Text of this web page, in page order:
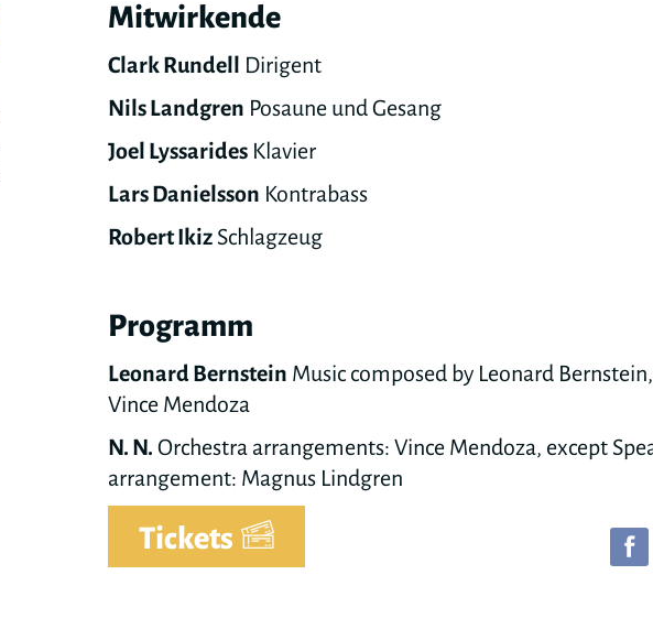
Mitwirkende
Clark Rundell Dirigent
Nils Landgren Posaune und Gesang
Joel Lyssarides Klavier
Lars Danielsson Kontrabass
Robert Ikiz Schlagzeug
Programm
Leonard Bernstein Music composed by Leonard
Vince Mendoza
N. N. Orchestra arrangements: Vince Mendoza, except
arrangement: Magnus Lindgren
Tickets